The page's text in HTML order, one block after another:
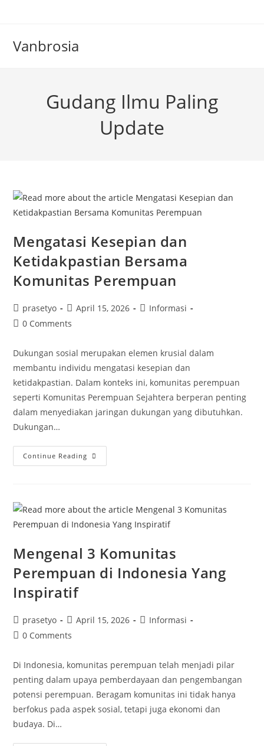
Vanbrosia
Gudang Ilmu Paling
Update
Mengatasi Kesepian dan
Ketidakpastian Bersama
Komunitas Perempuan
Post
author:
prasetyo
Post
published:
April 15, 2026
PostInformasi
Post0 Comments
Dukungan sosial merupakan elemen krusial dalam
membantu individu mengatasi kesepian dan
ketidakpastian. Dalam konteks ini, komunitas perempuan
seperti Komunitas Perempuan Sejahtera berperan penting
dalam menyediakan jaringan dukungan yang dibutuhkan.
Dukungan…
Continue Reading Mengatasi
Kesepian
Perempuan
Mengenal 3 Komunitas
Perempuan di Indonesia Yang
Inspiratif
Post
author:
prasetyo
Post
published:
April 15, 2026
PostInformasi
Post0 Comments
Di Indonesia, komunitas perempuan telah menjadi pilar
penting dalam upaya pemberdayaan dan pengembangan
potensi perempuan. Beragam komunitas ini tidak hanya
berfokus pada aspek sosial, tetapi juga ekonomi dan
budaya. Di…